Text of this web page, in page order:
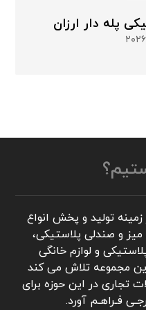
پله دار ارزان
زمینه تولید و پخش انواع
و صندلی پلاستیکی،
و لوازم خانگی
مجموعه تلاش می کند
تجاری در این حوزه برای
فـراهـم آورد.